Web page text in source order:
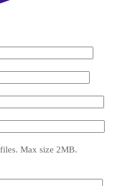
Max size 2MB.